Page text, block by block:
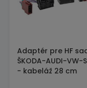
Adaptér pre HF
ŠKODA-AUDI-VW-
- kabeláž 28 cm